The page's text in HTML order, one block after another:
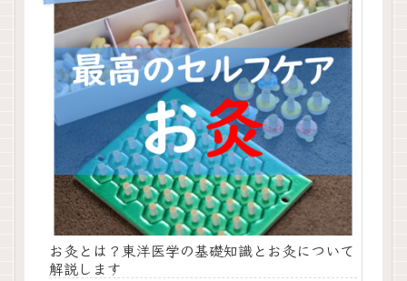
お灸とは？東洋医学の基礎知識とお灸について
解説します